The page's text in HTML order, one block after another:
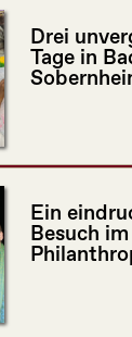
Drei
Tage in
Ein
Besuch im